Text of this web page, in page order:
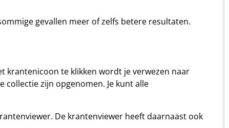
gevallen meer of zelfs betere resultaten.
krantenicoon te klikken wordt je verwezen naar
zijn opgenomen. Je kunt alle
De krantenviewer heeft daarnaast ook